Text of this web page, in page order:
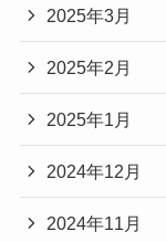
2025年3月
2025年2月
2025年1月
2024年12月
2024年11月